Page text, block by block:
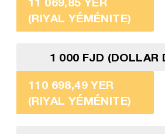
(RIYAL YÉMÉNITE)
1 000 FJD (DOLLAR
110 698,49 YER
(RIYAL YÉMÉNITE)